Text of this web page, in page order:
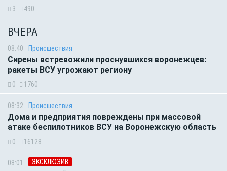
3 490
ВЧЕРА
08:40 Происшествия
Сирены встревожили проснувшихся воронежцев:
ракеты ВСУ угрожают региону
0 1760
08:32 Происшествия
Дома и предприятия повреждены при массовой
атаке беспилотников ВСУ на Воронежскую область
0 16128
08:01 ЭКСКЛЮЗИВ